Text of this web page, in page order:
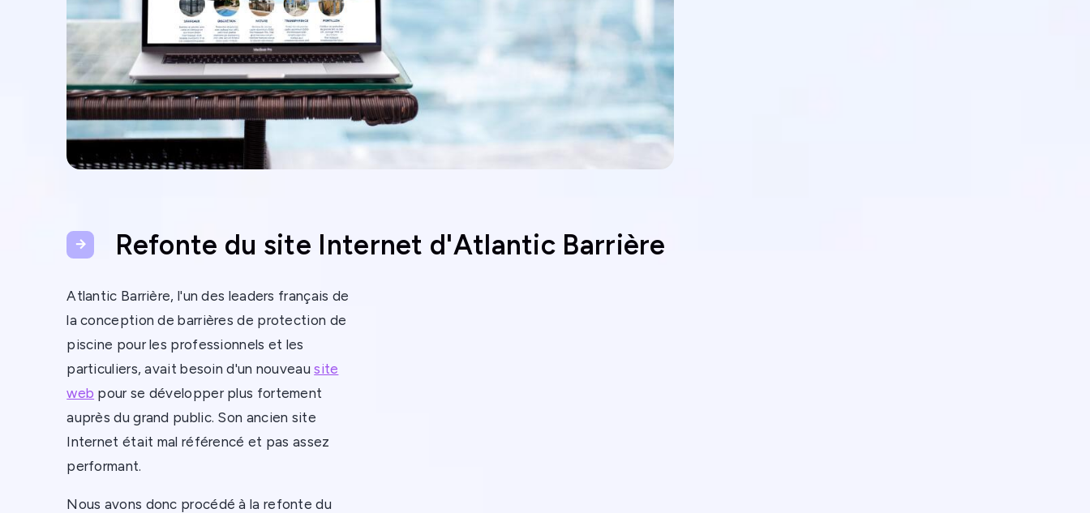
Refonte du site Internet d'Atlantic Barrière
Atlantic Barrière, l'un des leaders français de
la conception de barrières de protection de
piscine pour les professionnels et les
particuliers, avait besoin d'un nouveausite
web pour se développer plus fortement
auprès du grand public. Son ancien site
Internet était mal référencé et pas assez
performant.
Nous avons donc procédé à la refonte du